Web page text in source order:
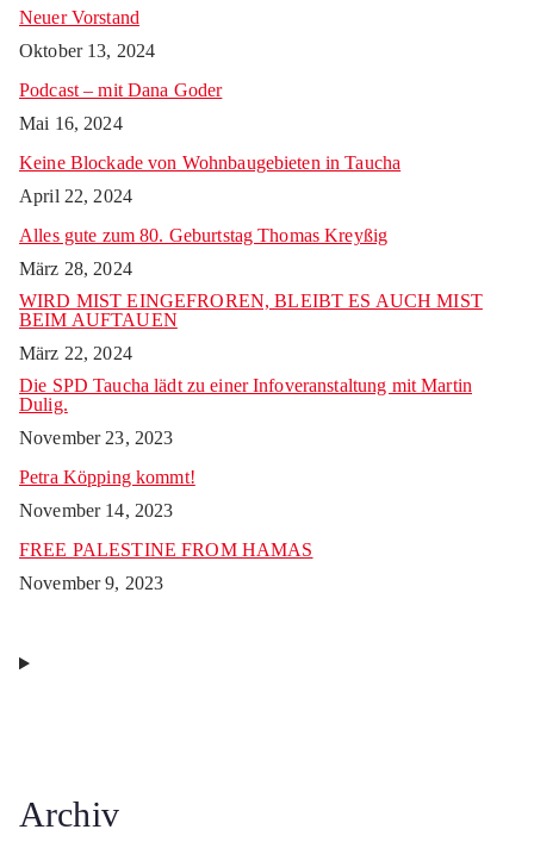
Neuer Vorstand
Oktober 13, 2024
Podcast – mit Dana Goder
Mai 16, 2024
Keine Blockade von Wohnbaugebieten in Taucha
April 22, 2024
Alles gute zum 80. Geburtstag Thomas Kreyßig
März 28, 2024
WIRD MIST EINGEFROREN, BLEIBT ES AUCH MIST
BEIM AUFTAUEN
März 22, 2024
Die SPD Taucha lädt zu einer Infoveranstaltung mit Martin
Dulig.
November 23, 2023
Petra Köpping kommt!
November 14, 2023
FREE PALESTINE FROM HAMAS
November 9, 2023
Archiv